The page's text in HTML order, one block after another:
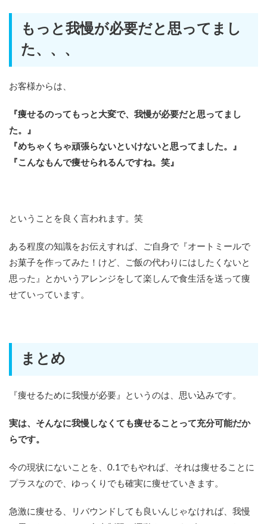
もっと我慢が必要だと思ってまし
た、、、
お客様からは、
『痩せるのってもっと大変で、我慢が必要だと思ってまし
た。』
『めちゃくちゃ頑張らないといけないと思ってました。』
『こんなもんで痩せられるんですね。笑』
ということを良く言われます。笑
ある程度の知識をお伝えすれば、ご自身で『オートミールで
お菓子を作ってみた！けど、ご飯の代わりにはしたくないと
思った』とかいうアレンジをして楽しんで食生活を送って痩
せていっています。
まとめ
『痩せるために我慢が必要』というのは、思い込みです。
実は、そんなに我慢しなくても痩せることって充分可能だか
らです。
今の現状にないことを、0.1でもやれば、それは痩せることに
プラスなので、ゆっくりでも確実に痩せていきます。
急激に痩せる、リバウンドしても良いんじゃなければ、我慢